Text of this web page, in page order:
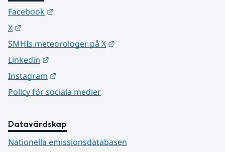
Facebook
X
SMHIs meteorologer på X
Linkedin
Instagram
Policy för sociala medier
Datavärdskap
Nationella emissionsdatabasen